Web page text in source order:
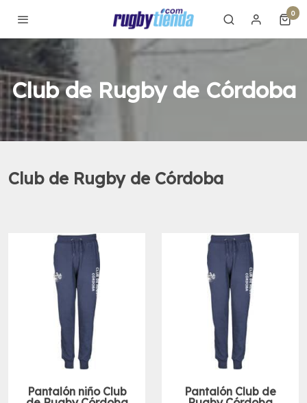
0
Club de Rugby de Córdoba
Club de Rugby de Córdoba
Pantalón niño Club
Pantalón Club de